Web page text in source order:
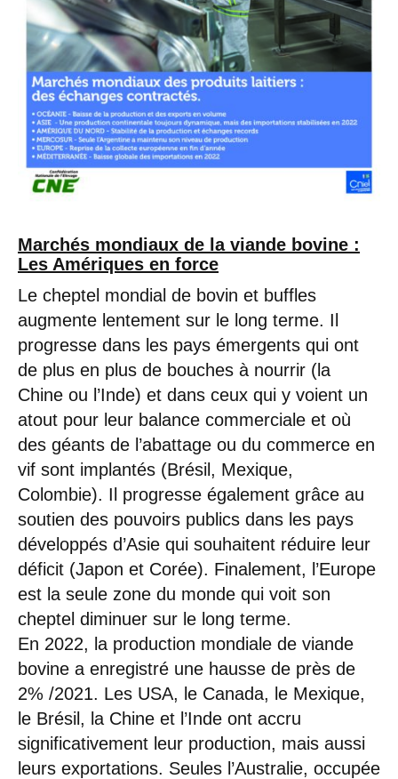
Marchés mondiaux de la viande bovine :
Les Amériques en force
Le cheptel mondial de bovin et buffles
augmente lentement sur le long terme. Il
progresse dans les pays émergents qui ont
de plus en plus de bouches à nourrir (la
Chine ou l’Inde) et dans ceux qui y voient un
atout pour leur balance commerciale et où
des géants de l’abattage ou du commerce en
vif sont implantés (Brésil, Mexique,
Colombie). Il progresse également grâce au
soutien des pouvoirs publics dans les pays
développés d’Asie qui souhaitent réduire leur
déficit (Japon et Corée). Finalement, l’Europe
est la seule zone du monde qui voit son
cheptel diminuer sur le long terme.
En 2022, la production mondiale de viande
bovine a enregistré une hausse de près de
2% /2021. Les USA, le Canada, le Mexique,
le Brésil, la Chine et l’Inde ont accru
significativement leur production, mais aussi
leurs exportations. Seules l’Australie, occupée